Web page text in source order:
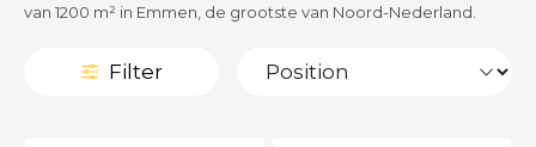
van 1200 m² in Emmen, de grootste van Noord-Nederland.
Filter